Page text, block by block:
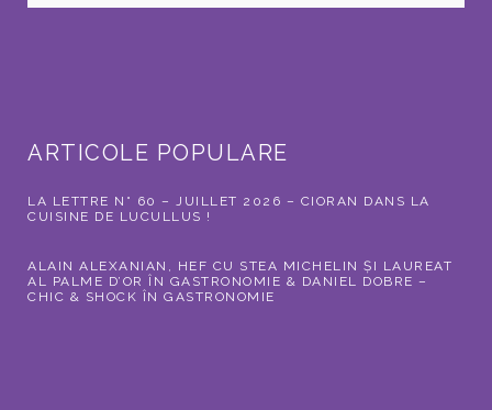
ARTICOLE POPULARE
LA LETTRE N° 60 – JUILLET 2026 – CIORAN DANS LA
CUISINE DE LUCULLUS !
ALAIN ALEXANIAN, HEF CU STEA MICHELIN ȘI LAUREAT
AL PALME D’OR ÎN GASTRONOMIE & DANIEL DOBRE –
CHIC & SHOCK ÎN GASTRONOMIE